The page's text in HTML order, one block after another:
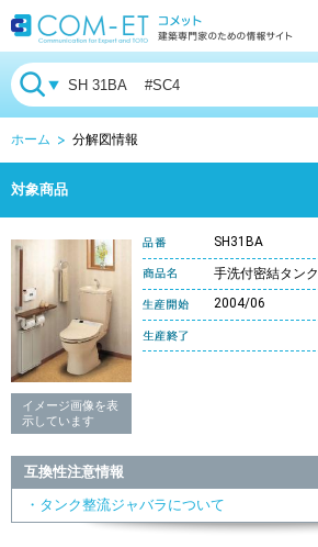
ホーム 分解図情報
対象商品
イメージ画像を表
示しています
SH31BA
手洗付密結タンク
2004/06
互換性注意情報
・タンク整流ジャバラについて